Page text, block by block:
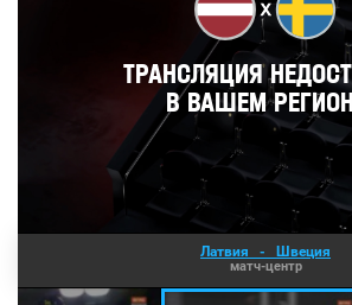
Латвия - Швеция
матч-центр